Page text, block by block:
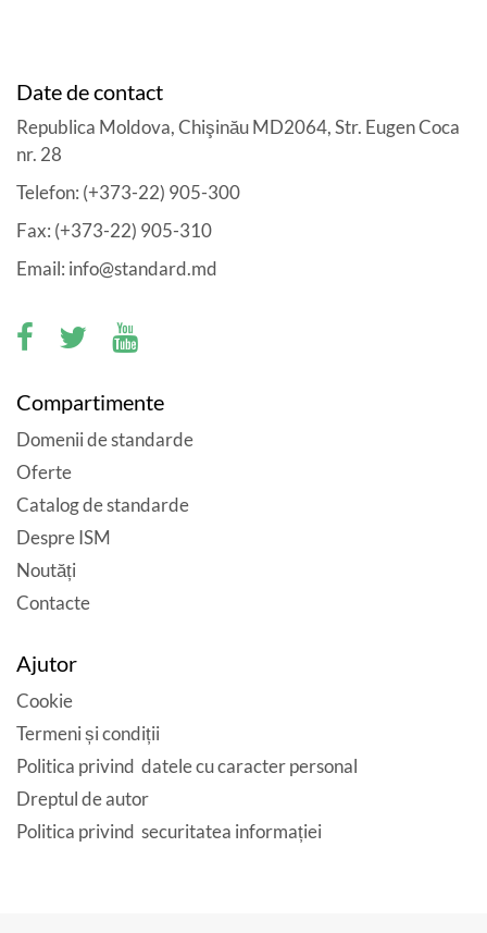
Date de contact
Republica Moldova, Chişinău MD2064, Str. Eugen Coca
nr. 28
Telefon: (+373-22) 905-300
Fax: (+373-22) 905-310
Email: info@standard.md
Compartimente
Domenii de standarde
Oferte
Catalog de standarde
Despre ISM
Noutăți
Contacte
Ajutor
Cookie
Termeni și condiții
Politica privind datele cu caracter personal
Dreptul de autor
Politica privind securitatea informației